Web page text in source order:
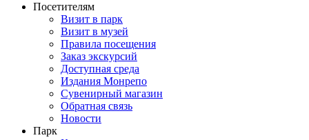
Посетителям
Визит в парк
Визит в музей
Правила посещения
Заказ экскурсий
Доступная среда
Издания Монрепо
Сувенирный магазин
Обратная связь
Новости
Парк